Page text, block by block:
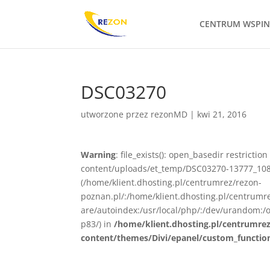
CENTRUM
DSC03270
utworzone przez rezonMD | kwi 21, 2016
Warning: file_exists(): open_basedir
content/uploads/et_temp/DSC03270-
(/home/klient.dhosting.pl/centrumrez/rezon-
poznan.pl/:/home/klient.dhosting.pl/
are/autoindex:/usr/local/php/:/dev/
p83/) in/home/klient.dhosting.pl/
content/themes/Divi/epanel/